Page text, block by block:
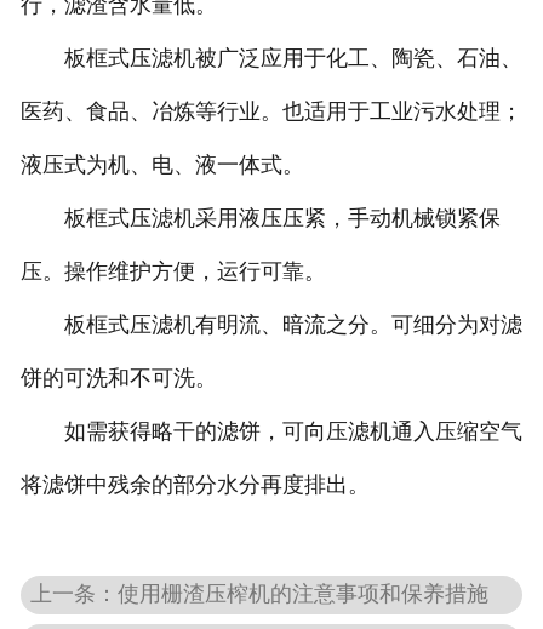
联系我们
行，滤渣含水量低。
板框式压滤机被广泛应用于化工、陶瓷、石油、
医药、食品、冶炼等行业。也适用于工业污水处理；
液压式为机、电、液一体式。
板框式压滤机采用液压压紧，手动机械锁紧保
压。操作维护方便，运行可靠。
板框式压滤机有明流、暗流之分。可细分为对滤
饼的可洗和不可洗。
如需获得略干的滤饼，可向压滤机通入压缩空气
将滤饼中残余的部分水分再度排出。
上一条：使用栅渣压榨机的注意事项和保养措施